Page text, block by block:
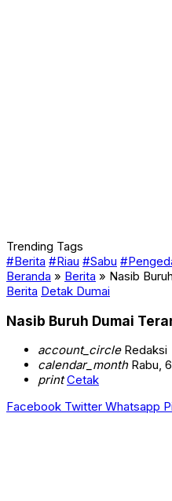
Trending Tags
#Berita #Riau #Sabu
Beranda » Berita » Nasib
Berita Detak Dumai
Nasib Buruh Dumai
account_circleRedaksi
calendar_monthRabu,
print Cetak
Facebook Twitter Whatsapp